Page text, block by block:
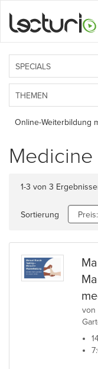
SPECIALS
THEMEN
Online-Weiterbildung
Medicine
1-3 von 3
Sortierung
von